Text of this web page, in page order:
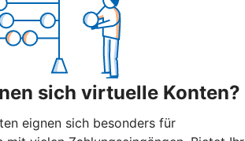
sich virtuelle Konten?
eignen sich besonders für